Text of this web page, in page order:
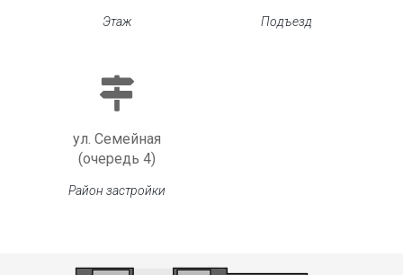
Этаж Подъезд
ул. Семейная
(очередь 4)
Район застройки